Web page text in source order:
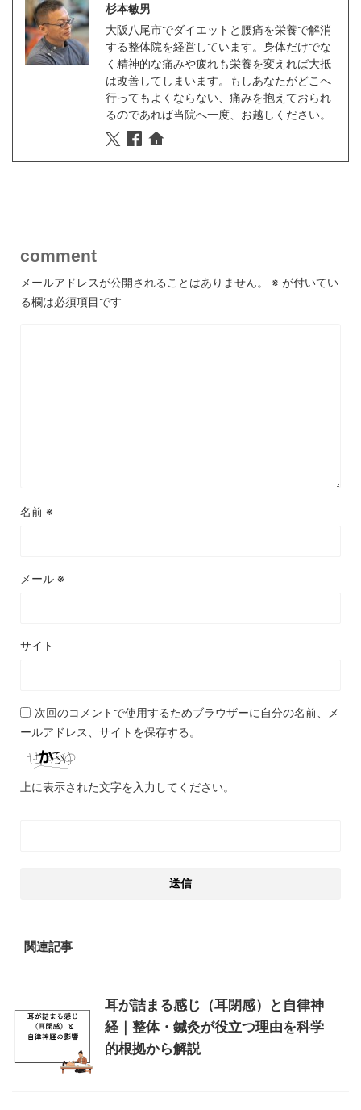
杉本敏男
大阪八尾市でダイエットと腰痛を栄養で解消
する整体院を経営しています。身体だけでな
く精神的な痛みや疲れも栄養を変えれば大抵
は改善してしまいます。もしあなたがどこへ
行ってもよくならない、痛みを抱えておられ
るのであれば当院へ一度、お越しください。
comment
メールアドレスが公開されることはありません。 ※ が付いてい
る欄は必須項目です
名前 ※
メール ※
サイト
次回のコメントで使用するためブラウザーに自分の名前、メ
ールアドレス、サイトを保存する。
上に表示された文字を入力してください。
関連記事
耳が詰まる感じ（耳閉感）と自律神
経｜整体・鍼灸が役立つ理由を科学
的根拠から解説